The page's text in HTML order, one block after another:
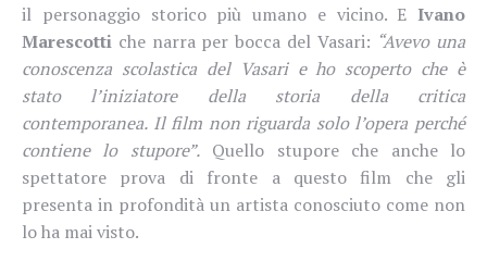
il personaggio storico più umano e vicino. E Ivano
Marescotti che narra per bocca del Vasari: “Avevo una
conoscenza scolastica del Vasari e ho scoperto che è
stato l’iniziatore della storia della critica
contemporanea. Il film non riguarda solo l’opera perché
contiene lo stupore”.Quello stupore che anche lo
spettatore prova di fronte a questo film che gli
presenta in profondità un artista conosciuto come non
lo ha mai visto.